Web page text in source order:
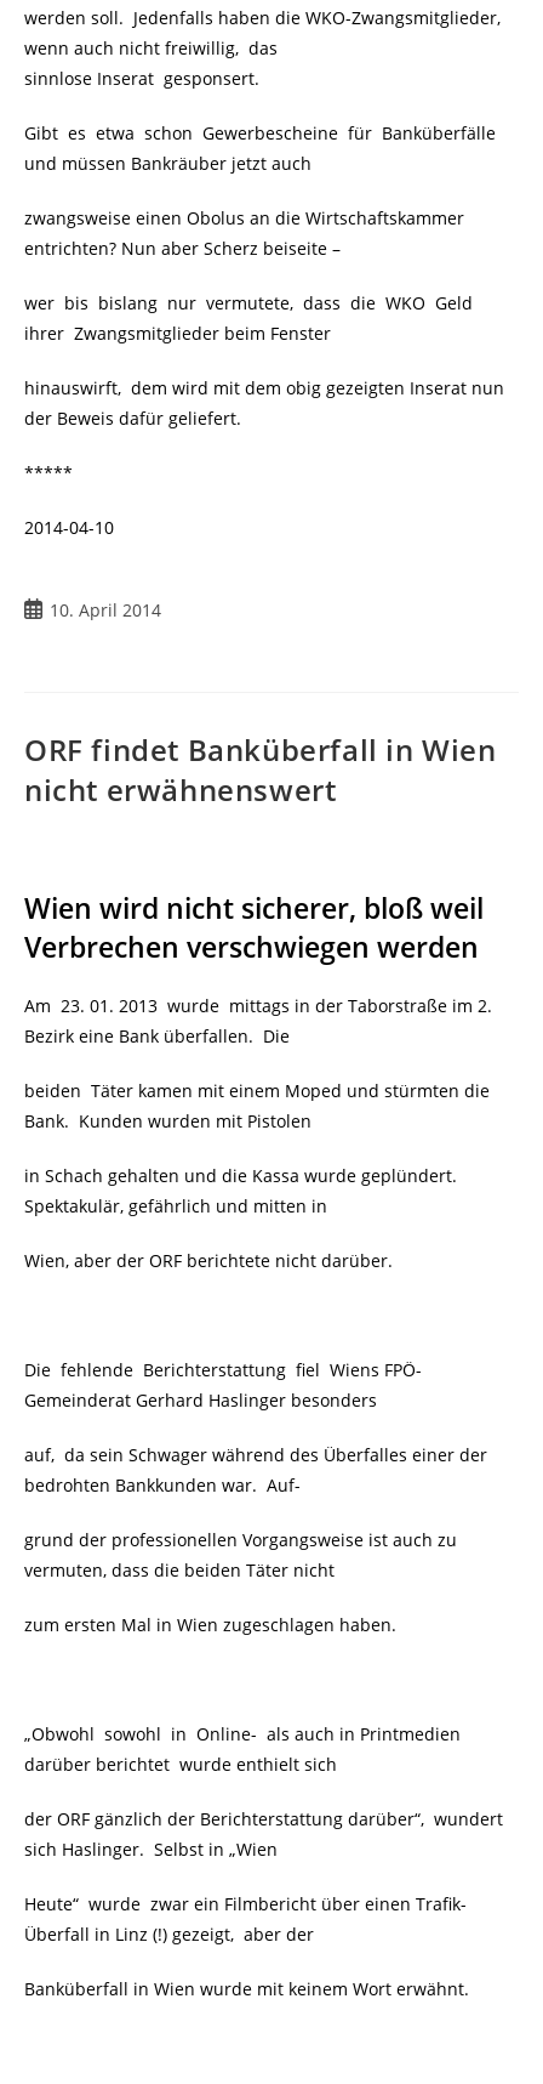
werden soll. Jedenfalls haben die WKO-Zwangsmitglieder,
wenn auch nicht freiwillig, das
sinnlose Inserat gesponsert.
Gibt es etwa schon Gewerbescheine für Banküberfälle
und müssen Bankräuber jetzt auch
zwangsweise einen Obolus an die Wirtschaftskammer
entrichten? Nun aber Scherz beiseite –
wer bis bislang nur vermutete, dass die WKO Geld
ihrer Zwangsmitglieder beim Fenster
hinauswirft, dem wird mit dem obig gezeigten Inserat nun
der Beweis dafür geliefert.
*****
2014-04-10
Beitrag10. April 2014
ORF findet Banküberfall in Wien
nicht erwähnenswert
Wien wird nicht sicherer, bloß weil
Verbrechen verschwiegen werden
Am 23. 01. 2013 wurde mittags in der Taborstraße im 2.
Bezirk eine Bank überfallen. Die
beiden Täter kamen mit einem Moped und stürmten die
Bank. Kunden wurden mit Pistolen
in Schach gehalten und die Kassa wurde geplündert.
Spektakulär, gefährlich und mitten in
Wien, aber der ORF berichtete nicht darüber.
Die fehlende Berichterstattung fiel Wiens FPÖ-
Gemeinderat Gerhard Haslinger besonders
auf, da sein Schwager während des Überfalles einer der
bedrohten Bankkunden war. Auf-
grund der professionellen Vorgangsweise ist auch zu
vermuten, dass die beiden Täter nicht
zum ersten Mal in Wien zugeschlagen haben.
„Obwohl sowohl in Online- als auch in Printmedien
darüber berichtet wurde enthielt sich
der ORF gänzlich der Berichterstattung darüber“, wundert
sich Haslinger. Selbst in „Wien
Heute“ wurde zwar ein Filmbericht über einen Trafik-
Überfall in Linz (!) gezeigt, aber der
Banküberfall in Wien wurde mit keinem Wort erwähnt.